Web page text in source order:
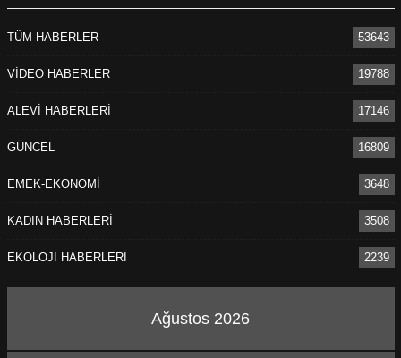
TÜM HABERLER 53643
VİDEO HABERLER 19788
ALEVİ HABERLERİ 17146
GÜNCEL 16809
EMEK-EKONOMİ 3648
KADIN HABERLERİ 3508
EKOLOJİ HABERLERİ 2239
Ağustos 2026